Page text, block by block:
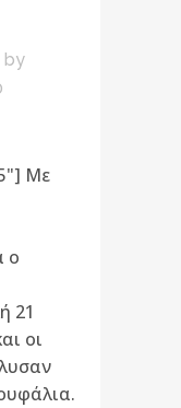
by
Με
ο
21
οι